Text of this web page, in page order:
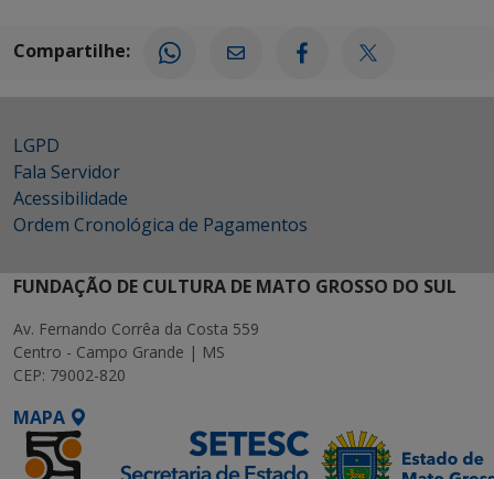
Compartilhe:
LGPD
Fala Servidor
Acessibilidade
Ordem Cronológica de Pagamentos
FUNDAÇÃO DE CULTURA DE MATO GROSSO DO SUL
Av. Fernando Corrêa da Costa 559
Centro - Campo Grande | MS
CEP: 79002-820
MAPA